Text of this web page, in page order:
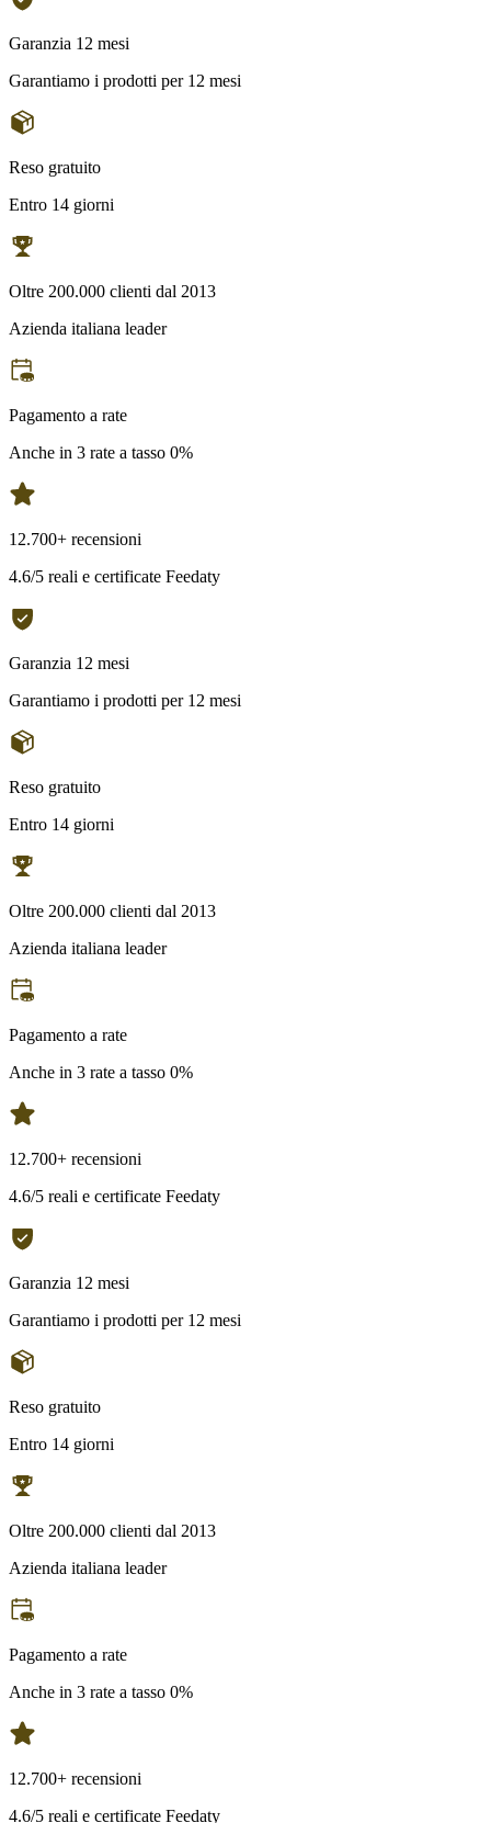
Garanzia 12 mesi
Garantiamo i prodotti per 12 mesi
Reso gratuito
Entro 14 giorni
Oltre 200.000 clienti dal 2013
Azienda italiana leader
Pagamento a rate
Anche in 3 rate a tasso 0%
12.700+ recensioni
4.6/5 reali e certificate Feedaty
Garanzia 12 mesi
Garantiamo i prodotti per 12 mesi
Reso gratuito
Entro 14 giorni
Oltre 200.000 clienti dal 2013
Azienda italiana leader
Pagamento a rate
Anche in 3 rate a tasso 0%
12.700+ recensioni
4.6/5 reali e certificate Feedaty
Garanzia 12 mesi
Garantiamo i prodotti per 12 mesi
Reso gratuito
Entro 14 giorni
Oltre 200.000 clienti dal 2013
Azienda italiana leader
Pagamento a rate
Anche in 3 rate a tasso 0%
12.700+ recensioni
4.6/5 reali e certificate Feedaty